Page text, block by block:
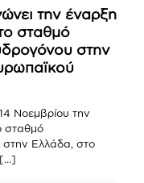
την έναρξη
σταθμό
στην
Νοεμβρίου την
σταθμό
Ελλάδα, στο
[…]